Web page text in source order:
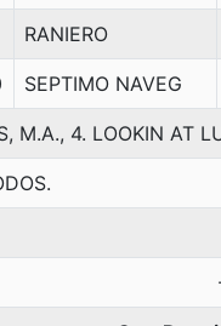
RANIERO
SEPTIMO NAVEG
M.A., 4. LOOKIN AT